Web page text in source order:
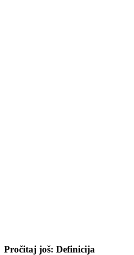
Pročitaj još: Definicija